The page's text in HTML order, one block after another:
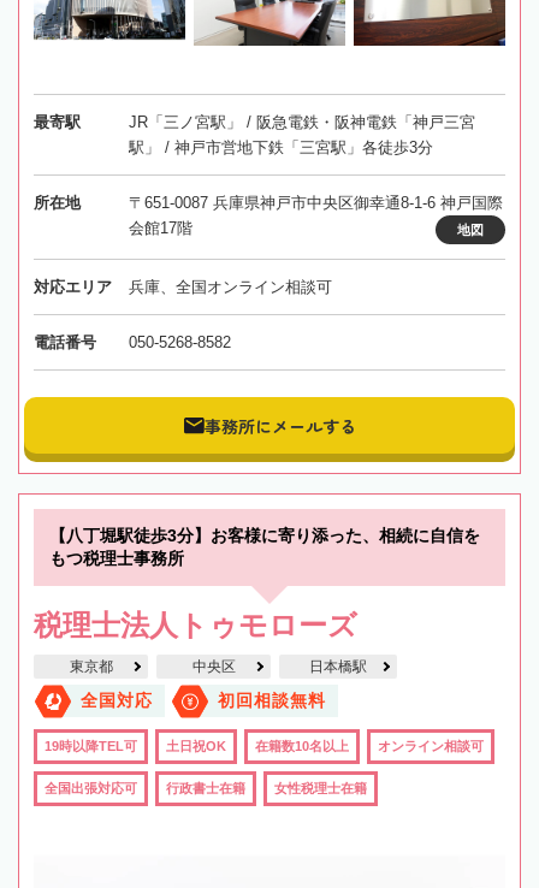
最寄駅
JR「三ノ宮駅」 / 阪急電鉄・阪神電鉄「神戸三宮
駅」 / 神戸市営地下鉄「三宮駅」各徒歩3分
所在地
〒651-0087 兵庫県神戸市中央区御幸通8-1-6 神戸国際
会館17階
地図
対応エリア 兵庫、全国オンライン相談可
電話番号 050-5268-8582
事務所にメールする
【八丁堀駅徒歩3分】お客様に寄り添った、相続に自信を
もつ税理士事務所
税理士法人トゥモローズ
東京都 中央区 日本橋駅
全国対応 初回相談無料
19時以降TEL可 土日祝OK 在籍数10名以上 オンライン相談可
全国出張対応可 行政書士在籍 女性税理士在籍